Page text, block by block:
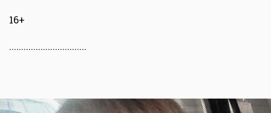
16+
................................